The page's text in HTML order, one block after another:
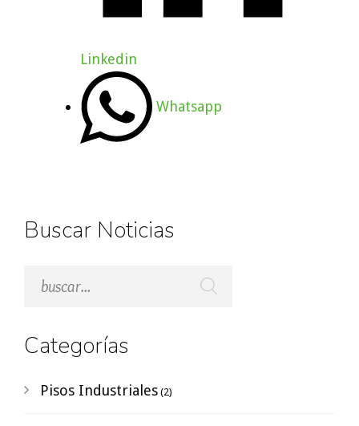
Linkedin
Whatsapp
Buscar Noticias
Categorías
Pisos Industriales (2)